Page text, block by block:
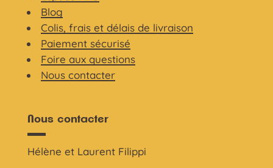
Blog
Colis, frais et délais de livraison
Paiement sécurisé
Foire aux questions
Nous contacter
Nous contacter
Hélène et Laurent Filippi